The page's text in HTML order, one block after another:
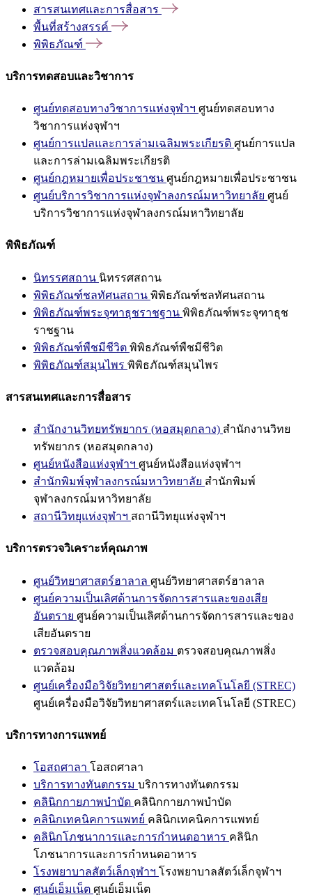
สารสนเทศและการสื่อสาร
พื้นที่สร้างสรรค์
พิพิธภัณฑ์
บริการทดสอบและวิชาการ
ศูนย์ทดสอบทางวิชาการแห่งจุฬาฯ ศูนย์ทดสอบทาง
วิชาการแห่งจุฬาฯ
ศูนย์การแปลและการล่ามเฉลิมพระเกียรติ ศูนย์การแปล
และการล่ามเฉลิมพระเกียรติ
ศูนย์กฎหมายเพื่อประชาชน ศูนย์กฎหมายเพื่อประชาชน
ศูนย์บริการวิชาการแห่งจุฬาลงกรณ์มหาวิทยาลัย ศูนย์
บริการวิชาการแห่งจุฬาลงกรณ์มหาวิทยาลัย
พิพิธภัณฑ์
นิทรรศสถาน นิทรรศสถาน
พิพิธภัณฑ์ชลทัศนสถาน พิพิธภัณฑ์ชลทัศนสถาน
พิพิธภัณฑ์พระจุฑาธุชราชฐาน พิพิธภัณฑ์พระจุฑาธุช
ราชฐาน
พิพิธภัณฑ์พืชมีชีวิต พิพิธภัณฑ์พืชมีชีวิต
พิพิธภัณฑ์สมุนไพร พิพิธภัณฑ์สมุนไพร
สารสนเทศและการสื่อสาร
สำนักงานวิทยทรัพยากร (หอสมุดกลาง) สำนักงานวิทย
ทรัพยากร (หอสมุดกลาง)
ศูนย์หนังสือแห่งจุฬาฯ ศูนย์หนังสือแห่งจุฬาฯ
สำนักพิมพ์จุฬาลงกรณ์มหาวิทยาลัย สำนักพิมพ์
จุฬาลงกรณ์มหาวิทยาลัย
สถานีวิทยุแห่งจุฬาฯ สถานีวิทยุแห่งจุฬาฯ
บริการตรวจวิเคราะห์คุณภาพ
ศูนย์วิทยาศาสตร์ฮาลาล ศูนย์วิทยาศาสตร์ฮาลาล
ศูนย์ความเป็นเลิศด้านการจัดการสารและของเสีย
อันตราย ศูนย์ความเป็นเลิศด้านการจัดการสารและของ
เสียอันตราย
ตรวจสอบคุณภาพสิ่งแวดล้อม ตรวจสอบคุณภาพสิ่ง
แวดล้อม
ศูนย์เครื่องมือวิจัยวิทยาศาสตร์และเทคโนโลยี (STREC)
ศูนย์เครื่องมือวิจัยวิทยาศาสตร์และเทคโนโลยี (STREC)
บริการทางการแพทย์
โอสถศาลา โอสถศาลา
บริการทางทันตกรรม บริการทางทันตกรรม
คลินิกกายภาพบำบัด คลินิกกายภาพบำบัด
คลินิกเทคนิคการแพทย์ คลินิกเทคนิคการแพทย์
คลินิกโภชนาการและการกำหนดอาหาร คลินิก
โภชนาการและการกำหนดอาหาร
โรงพยาบาลสัตว์เล็กจุฬาฯ โรงพยาบาลสัตว์เล็กจุฬาฯ
ศูนย์เอ็มเน็ต ศูนย์เอ็มเน็ต